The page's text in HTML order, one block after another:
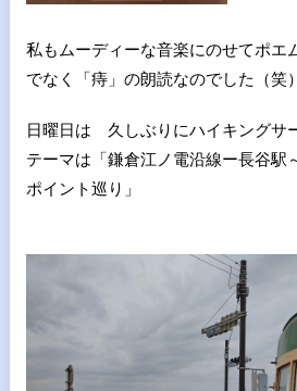
私もムーディーな音楽にのせてポ
でなく「痔」の朗読なのでした（笑）
日曜日は 久しぶりにハイキングサ
テーマは「鎌倉江ノ電沿線ー長谷駅
ポイント巡り」